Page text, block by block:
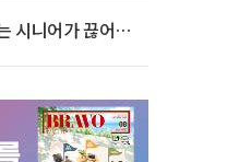
시니어가 끊어야